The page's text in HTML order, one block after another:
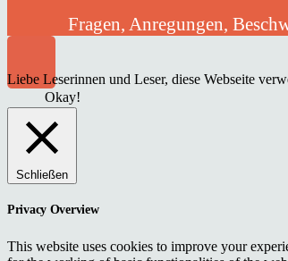
Fragen, Anregungen,
Liebe Leserinnen und Leser, diese Webseite
Okay!
Schließen
Privacy Overview
This website uses cookies to improve your